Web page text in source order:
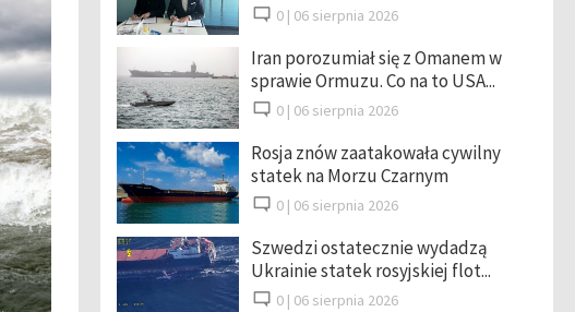
0 | 06 sierpnia 2026
Iran porozumiał się z Omanem w
sprawie Ormuzu. Co na to USA...
0 | 06 sierpnia 2026
Rosja znów zaatakowała cywilny
statek na Morzu Czarnym
0 | 06 sierpnia 2026
Szwedzi ostatecznie wydadzą
Ukrainie statek rosyjskiej flot...
0 | 06 sierpnia 2026